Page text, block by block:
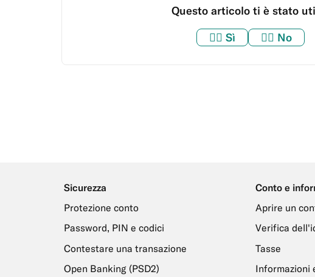
Questo articolo ti è stato
👍🏼Sì 👎🏼 No
Sicurezza
Protezione conto
Password, PIN e codici
Contestare una transazione
Open Banking (PSD2)
Conto e
Aprire un
Verifica
Tasse
Informazioni